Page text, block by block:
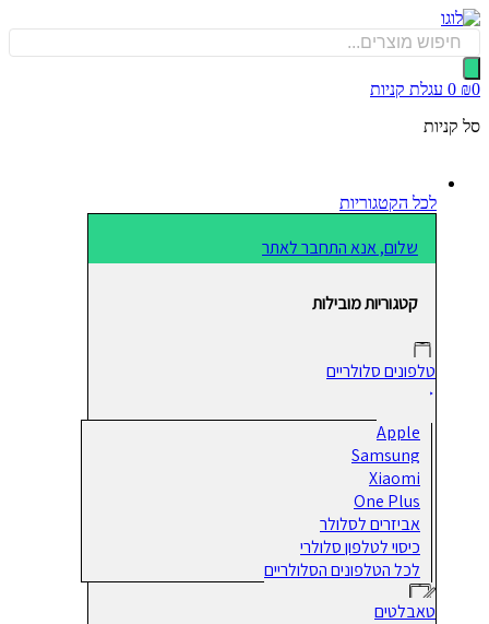
0 עגלת קניות
לכל הקטגוריות
שלום, אנא התחבר לאתר
קטגוריות מובילות
טלפונים סלולריים
Apple
Samsung
Xiaomi
One Plus
אביזרים לסלולר
כיסוי לטלפון סלולרי
לכל הטלפונים הסלולריים
טאבלטים